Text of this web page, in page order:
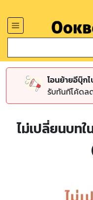
โอนย้ายอีบุ๊ก
รับทันทีโค้ดล
ไม่เปลี่ยนบท